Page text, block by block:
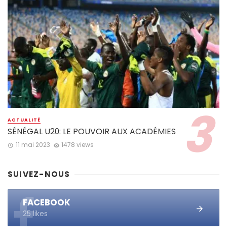
ACTUALITÉ
SÉNÉGAL U20: LE POUVOIR AUX ACADÉMIES
11 mai 2023 1478 views
SUIVEZ-NOUS
FACEBOOK
25 likes